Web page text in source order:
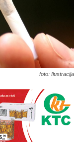
foto: Ilustracija